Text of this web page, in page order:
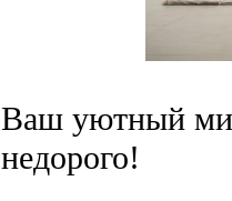
Ваш уютный
недорого!